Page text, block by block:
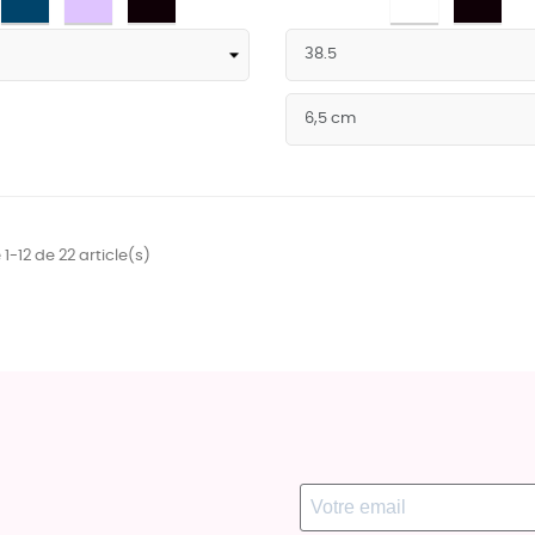
marine
pailleté
12 de 22 article(s)